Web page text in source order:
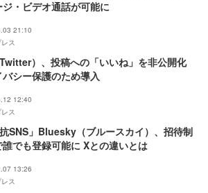
ジ・ビデオ通話が可能に
21:10
ス
）、投稿への「いいね」を非公開化
バシー保護のため導入
12:40
ス
抗SNS」Bluesky（ブルースカイ）、招待制
でも登録可能に Xとの違いとは
13:26
ス